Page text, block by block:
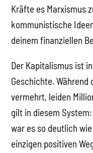
Kräfte es Marxismus
kommunistische
deinem finanziellen
Der Kapitalismus ist
Geschichte. Während
vermehrt, leiden
gilt in diesem
war es so deutlich
einzigen positiven